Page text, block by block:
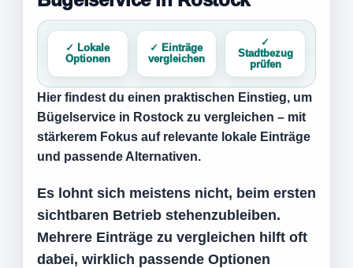
✓ Lokale
Optionen
✓ Einträge
vergleichen
✓
Stadtbezug
prüfen
Hier findest du einen praktischen Einstieg, um
Bügelservice in Rostock zu vergleichen – mit
stärkerem Fokus auf relevante lokale Einträge
und passende Alternativen.
Es lohnt sich meistens nicht, beim ersten
sichtbaren Betrieb stehenzubleiben.
Mehrere Einträge zu vergleichen hilft oft
dabei, wirklich passende Optionen